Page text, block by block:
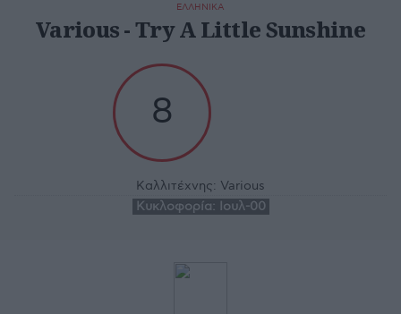
ΕΛΛΗΝΙΚΑ
Various - Try A Little Sunshine
8
Καλλιτέχνης: Various
Κυκλοφορία: Ιουλ-00